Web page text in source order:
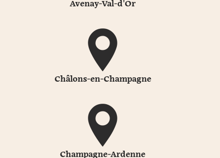
Avenay-Val-d'Or
Châlons-en-Champagne
Champagne-Ardenne